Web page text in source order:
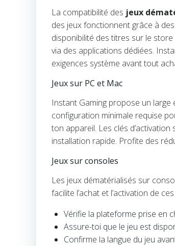
La compatibilité des jeux
des jeux fonctionnent grâce à
disponibilité des titres sur le
via des applications dédiées.
exigences système avant tout
Jeux sur PC et Mac
Instant Gaming propose un
configuration minimale requise
ton appareil. Les clés
installation rapide. Profite des
Jeux sur consoles
Les jeux dématérialisés sur
facilite l’achat et l’activation de
Vérifie la plateforme prise en
Assure-toi que le jeu est
Confirme la langue du jeu